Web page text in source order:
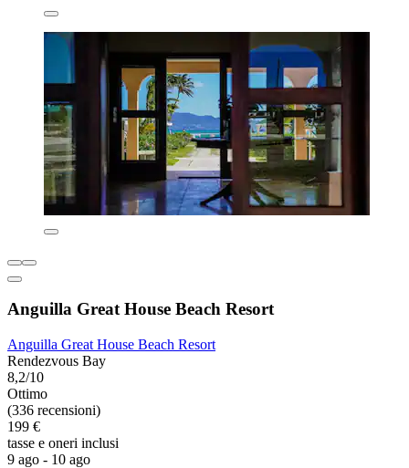
Anguilla Great House Beach Resort
Anguilla Great House Beach Resort
Rendezvous Bay
8,2/10
Ottimo
(336 recensioni)
199 €
tasse e oneri inclusi
9 ago - 10 ago